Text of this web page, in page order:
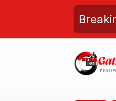
Kuta Bali
Menginap Bonus